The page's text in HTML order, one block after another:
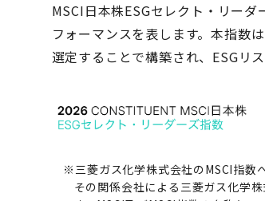
MSCI日本株ESGセレクト・リー
フォーマンスを表します。本指数
選定することで構築され、ESGリ
※三菱ガス化学株式会社のMSCI指数
その関係会社による三菱ガス化学